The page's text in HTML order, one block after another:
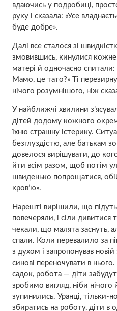
вдаючись у подробиці,
руку і сказала: «Усе
буде добре».
Далі все сталося зі
змовившись, кинулися кожне
матері й одночасно спитали:
Мамо, це тато?» Ті
нічого розумнішого, ніж
У найближчі хвилини
дітей додому кожного
їхню стpашну iстерику.
безглуздістю, але батькам
довелося вирішувати, до
йти всім разом, щоб потім
швиденько попрощатися,
кpов’ю».
Нарешті вирішили, що
повечеряли, і сіли дивитися
чекали, що малята заснуть,
спали. Коли перевалило за
з духом і запропонував новій
синові переночувати в
садок, робота — діти
зробимо вигляд, ніби нічого
зупинились. Уранці, тільки-
збиратись на роботу, діти в